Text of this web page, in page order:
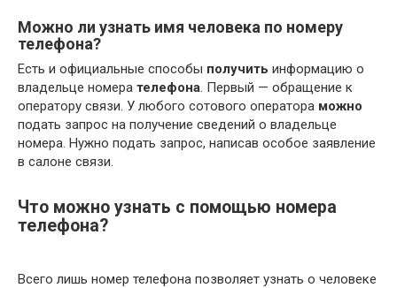
Можно ли узнать имя человека по номеру
телефона?
Есть и официальные способы получить информацию о
владельце номера телефона. Первый — обращение к
оператору связи. У любого сотового оператора можно
подать запрос на получение сведений о владельце
номера. Нужно подать запрос, написав особое заявление
в салоне связи.
Что можно узнать с помощью номера
телефона?
Всего лишь номер телефона позволяет узнать о человеке